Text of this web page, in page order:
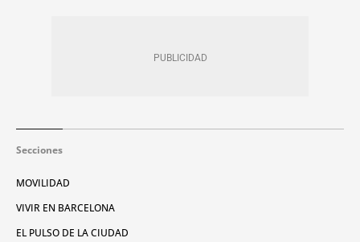
Secciones
MOVILIDAD
VIVIR EN BARCELONA
EL PULSO DE LA CIUDAD